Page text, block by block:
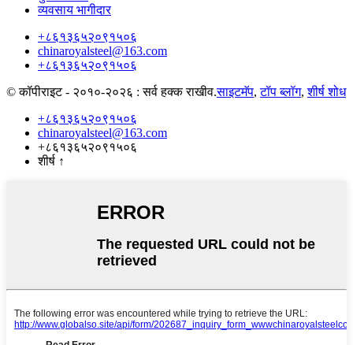
व्यवसाय भागीदार
+८६१३६५२०९१५०६
chinaroyalsteel@163.com
+८६१३६५२०९१५०६
© कॉपीराइट - २०१०-२०२६ : सर्व हक्क राखीव.साइटमॅप,टॉप ब्लॉग,शीर्ष शोध
+८६१३६५२०९१५०६
chinaroyalsteel@163.com
+८६१३६५२०९१५०६
शीर्ष ↑